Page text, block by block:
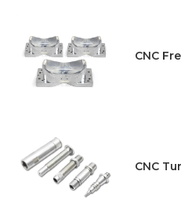
CNC
CNC